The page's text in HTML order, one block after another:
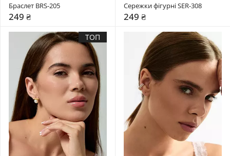
Браслет BRS-205
249 ₴
Сережки фігурні SER-308
249 ₴
ТОП